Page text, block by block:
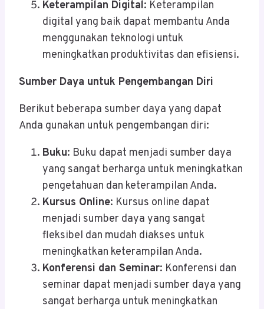
Keterampilan Digital: Keterampilan
digital yang baik dapat membantu Anda
menggunakan teknologi untuk
meningkatkan produktivitas dan efisiensi.
Sumber Daya untuk Pengembangan Diri
Berikut beberapa sumber daya yang dapat
Anda gunakan untuk pengembangan diri:
Buku: Buku dapat menjadi sumber daya
yang sangat berharga untuk meningkatkan
pengetahuan dan keterampilan Anda.
Kursus Online: Kursus online dapat
menjadi sumber daya yang sangat
fleksibel dan mudah diakses untuk
meningkatkan keterampilan Anda.
Konferensi dan Seminar: Konferensi dan
seminar dapat menjadi sumber daya yang
sangat berharga untuk meningkatkan